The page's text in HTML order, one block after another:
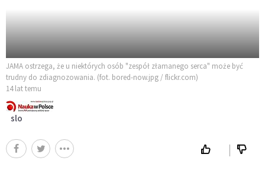
JAMA ostrzega, że u niektórych osób "zespół złamanego serca" może być
trudny do zdiagnozowania. (fot. bored-now.jpg / flickr.com)
14 lat temu
slo